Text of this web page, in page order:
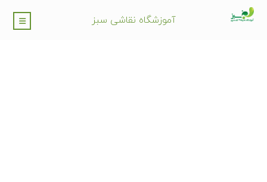
آموزشگاه نقاشی سبز